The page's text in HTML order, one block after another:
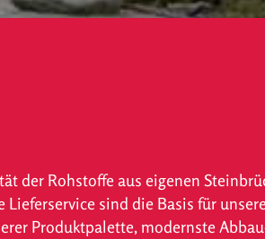
der Rohstoffe aus eigenen
Lieferservice sind die Basis für
Produktpalette, modernste